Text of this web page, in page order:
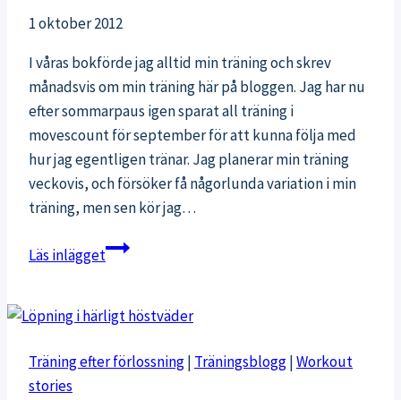
1 oktober 2012
I våras bokförde jag alltid min träning och skrev
månadsvis om min träning här på bloggen. Jag har nu
efter sommarpaus igen sparat all träning i
movescount för september för att kunna följa med
hur jag egentligen tränar. Jag planerar min träning
veckovis, och försöker få någorlunda variation i min
träning, men sen kör jag…
Läs inläggetMin
september
Träning efter förlossning| Träningsblogg|Workout
stories